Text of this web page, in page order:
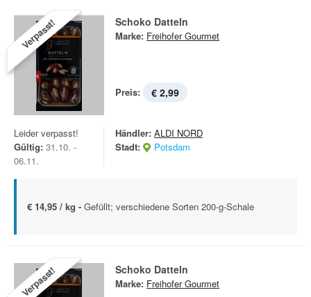
Verpasst! Schoko Datteln
Marke: Freihofer Gourmet
Preis: € 2,99
Leider verpasst!
Gültig: 31.10. -
06.11.
Händler: ALDI NORD
Stadt:
Potsdam
€ 14,95 / kg - Gefüllt; verschiedene Sorten 200-g-Schale
Verpasst! Schoko Datteln
Marke: Freihofer Gourmet